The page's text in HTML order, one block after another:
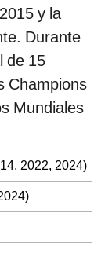
y la
Durante
de 15
Champions
Mundiales
2022, 2024)